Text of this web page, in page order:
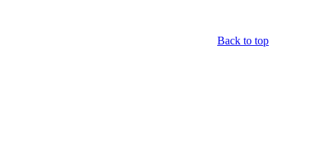
Back to top